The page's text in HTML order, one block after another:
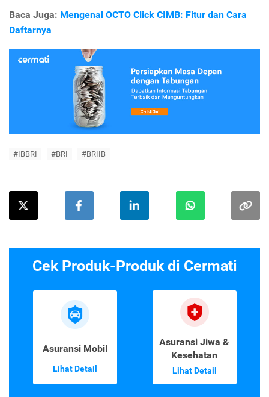
Baca Juga: Mengenal OCTO Click CIMB: Fitur dan Cara
Daftarnya
#IBBRI #BRI #BRIIB
Cek Produk-Produk di Cermati
Asuransi Mobil
Lihat Detail
Asuransi Jiwa &
Kesehatan
Lihat Detail